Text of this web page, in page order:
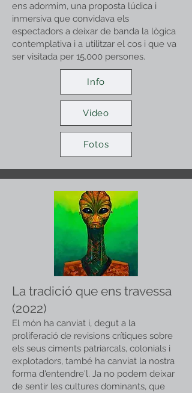
ens adormim, una proposta lúdica i
inmersiva que convidava els
espectadors a deixar de banda la lògica
contemplativa i a utilitzar el cos i que va
ser visitada per 15.000 persones.
Info
Video
Fotos
La tradició que ens travessa
(2022)
El món ha canviat i, degut a la
proliferació de revisions crítiques sobre
els seus ciments patriarcals, colonials i
explotadors, també ha canviat la nostra
forma d'entendre'l. Ja no podem deixar
de sentir les cultures dominants, que